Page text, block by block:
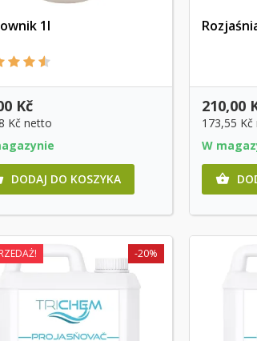
1l
Kč
Kč netto
DODAJ DO KOSZYKA
210,00
173,55 Kč
W

-20%